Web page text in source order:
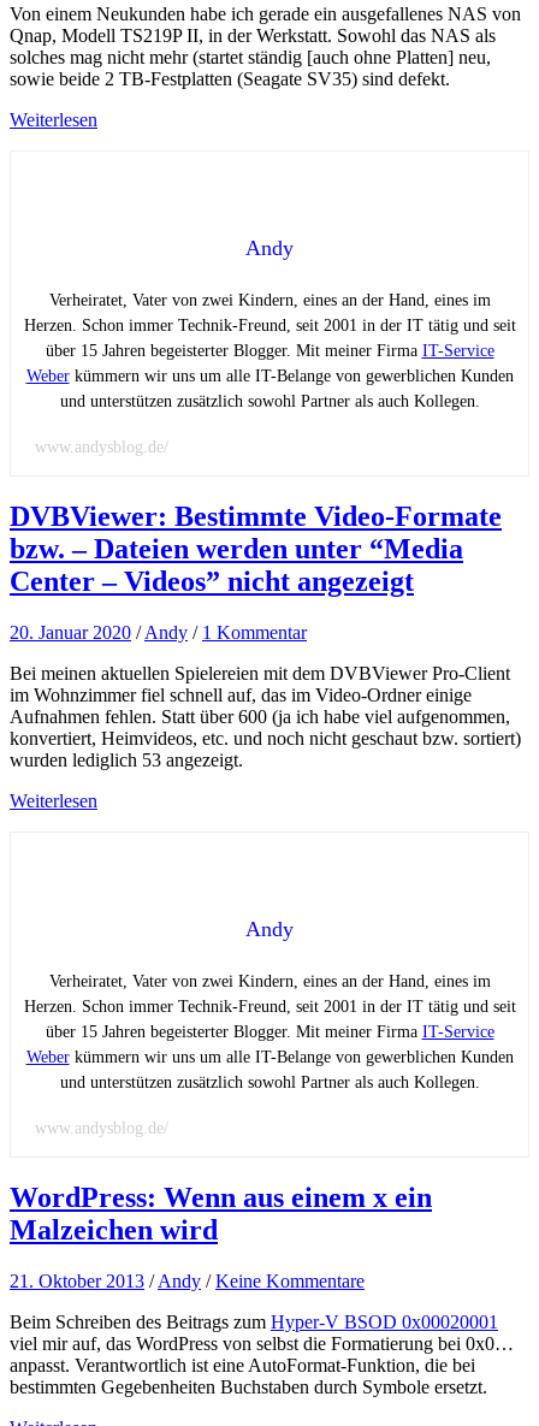
Von einem Neukunden habe ich gerade ein ausgefallenes NAS von
Qnap, Modell TS219P II, in der Werkstatt. Sowohl das NAS als
solches mag nicht mehr (startet ständig [auch ohne Platten] neu,
sowie beide 2 TB-Festplatten (Seagate SV35) sind defekt.
Weiterlesen
Andy
Verheiratet, Vater von zwei Kindern, eines an der Hand, eines im
Herzen. Schon immer Technik-Freund, seit 2001 in der IT tätig und seit
über 15 Jahren begeisterter Blogger. Mit meiner Firma IT-Service
Weberkümmern wir uns um alle IT-Belange von gewerblichen Kunden
und unterstützen zusätzlich sowohl Partner als auch Kollegen.
www.andysblog.de/
DVBViewer: Bestimmte Video-Formate
bzw. – Dateien werden unter “Media
Center – Videos” nicht angezeigt
20. Januar 2020 /Andy / 1 Kommentar
Bei meinen aktuellen Spielereien mit dem DVBViewer Pro-Client
im Wohnzimmer fiel schnell auf, das im Video-Ordner einige
Aufnahmen fehlen. Statt über 600 (ja ich habe viel aufgenommen,
konvertiert, Heimvideos, etc. und noch nicht geschaut bzw. sortiert)
wurden lediglich 53 angezeigt.
Weiterlesen
Andy
Verheiratet, Vater von zwei Kindern, eines an der Hand, eines im
Herzen. Schon immer Technik-Freund, seit 2001 in der IT tätig und seit
über 15 Jahren begeisterter Blogger. Mit meiner Firma IT-Service
Weberkümmern wir uns um alle IT-Belange von gewerblichen Kunden
und unterstützen zusätzlich sowohl Partner als auch Kollegen.
www.andysblog.de/
WordPress: Wenn aus einem x ein
Malzeichen wird
21. Oktober 2013 /Andy /Keine Kommentare
Beim Schreiben des Beitrags zum Hyper-V BSOD 0x00020001
viel mir auf, das WordPress von selbst die Formatierung bei 0x0…
anpasst. Verantwortlich ist eine AutoFormat-Funktion, die bei
bestimmten Gegebenheiten Buchstaben durch Symbole ersetzt.